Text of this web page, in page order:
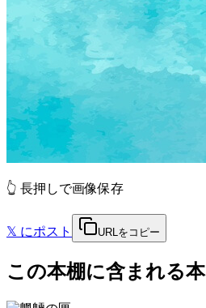
👆 長押しで画像保存
𝕏 にポスト URLをコピー
この本棚に含まれる本